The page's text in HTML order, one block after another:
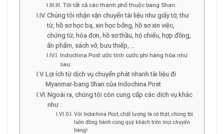
Tới tất cả các thành phố thuộc bang Shan:
Chúng tôi nhận vận chuyển tài liệu như giấy tờ, thư
từ, hồ sơ học bạ, xin học bổng, hồ sơ xin việc,
chứng từ, hóa đơn, hồ sơ thầu, hộ chiếu, hợp đồng,
ấn phẩm, sách vở, bưu thiếp, …
Indochina Post ước tính cước phí hàng hóa như
sau:
Lợi ích từ dịch vụ chuyển phát nhanh tài liệu đi
Myanmar-bang Shan của Indochina Post
Ngoài ra, chúng tôi còn cung cấp các dịch vụ khác
như :
Với Indochina Post, chất lượng là có thật, chúng tôi
luôn đồng hành cùng quý khách trên mọi chuyến
hàng!